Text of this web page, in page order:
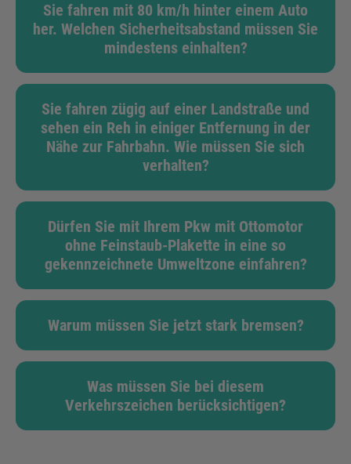
Sie fahren mit 80 km/h hinter einem Auto
her. Welchen Sicherheitsabstand müssen Sie
mindestens einhalten?
Sie fahren zügig auf einer Landstraße und
sehen ein Reh in einiger Entfernung in der
Nähe zur Fahrbahn. Wie müssen Sie sich
verhalten?
Dürfen Sie mit Ihrem Pkw mit Ottomotor
ohne Feinstaub-Plakette in eine so
gekennzeichnete Umweltzone einfahren?
Warum müssen Sie jetzt stark bremsen?
Was müssen Sie bei diesem
Verkehrszeichen berücksichtigen?